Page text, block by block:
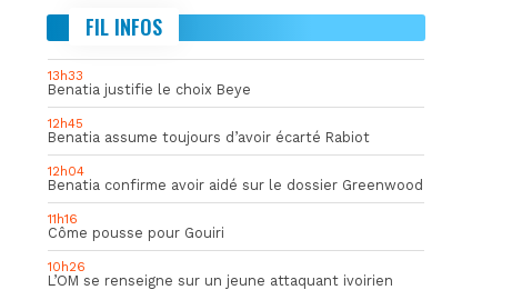
FIL INFOS
13h33
Benatia justifie le choix Beye
12h45
Benatia assume toujours d’avoir écarté Rabiot
12h04
Benatia confirme avoir aidé sur le dossier Greenwood
11h16
Côme pousse pour Gouiri
10h26
L’OM se renseigne sur un jeune attaquant ivoirien